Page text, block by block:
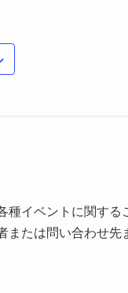
種イベントに関す
たは問い合わせ先